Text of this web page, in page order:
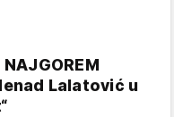
NAJGOREM
Lalatović u